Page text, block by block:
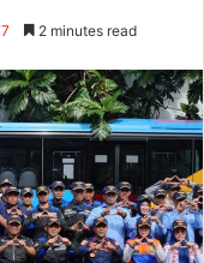
2 minutes read